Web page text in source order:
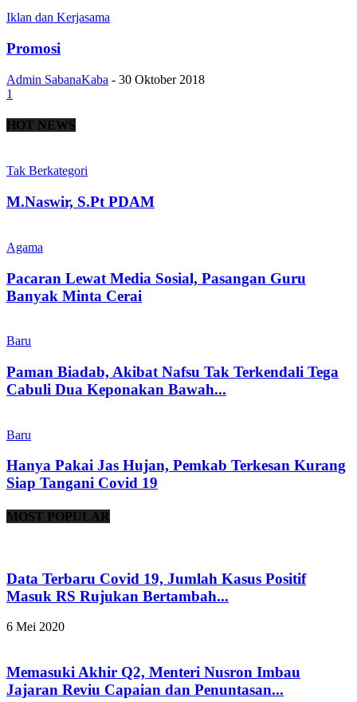
Iklan dan Kerjasama
Promosi
Admin SabanaKaba - 30 Oktober 2018
1
HOT NEWS
Tak Berkategori
M.Naswir, S.Pt PDAM
Agama
Pacaran Lewat Media Sosial, Pasangan Guru
Banyak Minta Cerai
Baru
Paman Biadab, Akibat Nafsu Tak Terkendali Tega
Cabuli Dua Keponakan Bawah...
Baru
Hanya Pakai Jas Hujan, Pemkab Terkesan Kurang
Siap Tangani Covid 19
MOST POPULAR
Data Terbaru Covid 19, Jumlah Kasus Positif
Masuk RS Rujukan Bertambah...
6 Mei 2020
Memasuki Akhir Q2, Menteri Nusron Imbau
Jajaran Reviu Capaian dan Penuntasan...